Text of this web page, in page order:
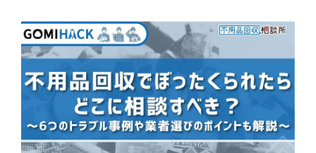
お客様の声
よくある質問